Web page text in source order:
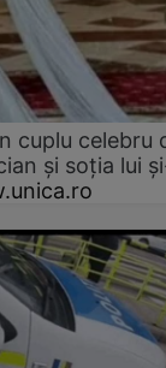
cuplu celebru
și soția lui